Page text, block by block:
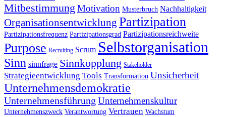
Mitbestimmung Motivation Musterbruch Nachhaltigkeit
Organisationsentwicklung Partizipation
Partizipationsfrequenz Partizipationsgrad Partizipationsreichweite
Purpose Recruiting Scrum Selbstorganisation
Sinn sinnfrage Sinnkopplung Stakeholder
Strategieentwicklung Tools Transformation Unsicherheit
Unternehmensdemokratie
Unternehmensführung Unternehmenskultur
Unternehmenszweck Verantwortung Vertrauen Wachstum